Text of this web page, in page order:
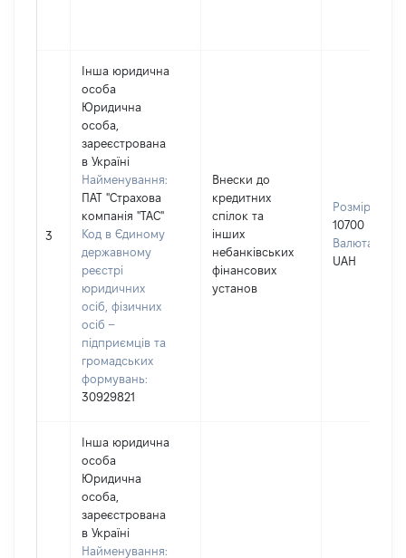
3
Інша юридична
особа
Юридична
особа,
зареєстрована
в Україні
Найменування:
ПАТ "Страхова
компанія "ТАС"
Код в Єдиному
державному
реєстрі
юридичних
осіб, фізичних
осіб –
підприємців та
громадських
формувань:
30929821
Внески до
кредитних
спілок та
інших
небанківських
фінансових
установ
Розмір:
10700
Валюта:
UAH
Інша юридична
особа
Юридична
особа,
зареєстрована
в Україні
Найменування: